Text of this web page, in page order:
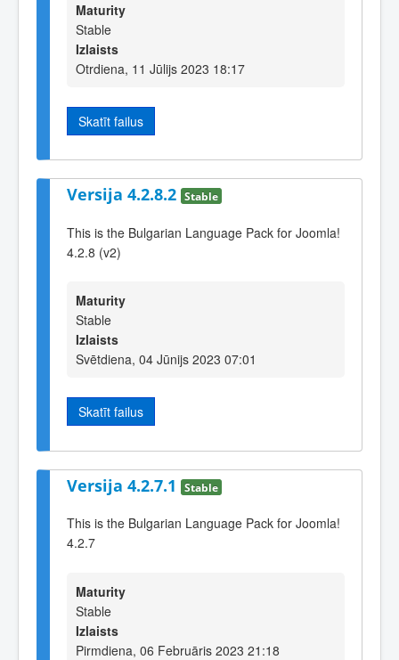
Maturity
Stable
Izlaists
Otrdiena, 11 Jūlijs 2023 18:17
Skatīt failus
Versija 4.2.8.2 Stable
This is the Bulgarian Language Pack for Joomla!
4.2.8 (v2)
Maturity
Stable
Izlaists
Svētdiena, 04 Jūnijs 2023 07:01
Skatīt failus
Versija 4.2.7.1 Stable
This is the Bulgarian Language Pack for Joomla!
4.2.7
Maturity
Stable
Izlaists
Pirmdiena, 06 Februāris 2023 21:18